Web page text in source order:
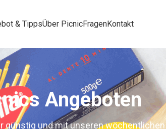
& TippsÜber PicnicFragenKontakt
Angeboten
günstig und mit unseren wöchentlichen